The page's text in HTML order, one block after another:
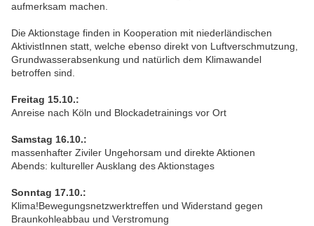
aufmerksam machen.
Die Aktionstage finden in Kooperation mit niederländischen
AktivistInnen statt, welche ebenso direkt von Luftverschmutzung,
Grundwasserabsenkung und natürlich dem Klimawandel
betroffen sind.
Freitag 15.10.:
Anreise nach Köln und Blockadetrainings vor Ort
Samstag 16.10.:
massenhafter Ziviler Ungehorsam und direkte Aktionen
Abends: kultureller Ausklang des Aktionstages
Sonntag 17.10.:
Klima!Bewegungsnetzwerktreffen und Widerstand gegen
Braunkohleabbau und Verstromung